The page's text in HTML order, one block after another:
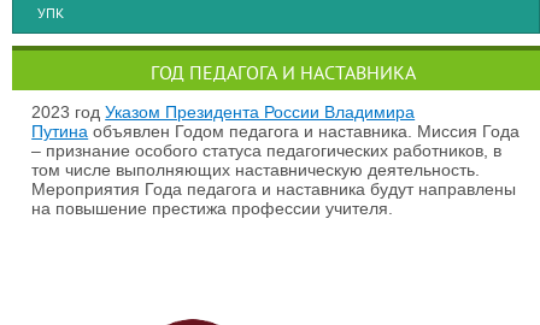
УПК
ГОД ПЕДАГОГА И НАСТАВНИКА
2023 годУказом Президента России Владимира
Путина объявлен Годом педагога и наставника. Миссия Года
– признание особого статуса педагогических работников, в
том числе выполняющих наставническую деятельность.
Мероприятия Года педагога и наставника будут направлены
на повышение престижа профессии учителя.